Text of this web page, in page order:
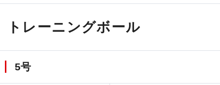
トレーニングボール
5号